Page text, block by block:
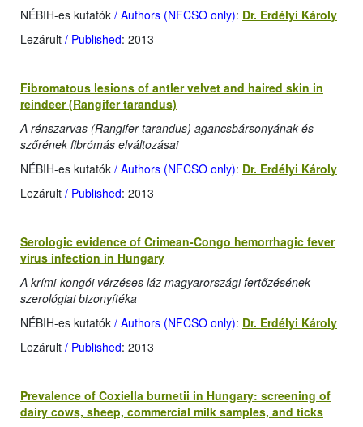
NÉBIH-es kutatók / Authors (NFCSO only): Dr. Erdélyi Károly
Lezárult / Published: 2013
Fibromatous lesions of antler velvet and haired skin in
reindeer (Rangifer tarandus)
A rénszarvas (Rangifer tarandus) agancsbársonyának és
szőrének fibrómás elváltozásai
NÉBIH-es kutatók / Authors (NFCSO only): Dr. Erdélyi Károly
Lezárult / Published: 2013
Serologic evidence of Crimean-Congo hemorrhagic fever
virus infection in Hungary
A krími-kongói vérzéses láz magyarországi fertőzésének
szerológiai bizonyítéka
NÉBIH-es kutatók / Authors (NFCSO only): Dr. Erdélyi Károly
Lezárult / Published: 2013
Prevalence of Coxiella burnetii in Hungary: screening of
dairy cows, sheep, commercial milk samples, and ticks